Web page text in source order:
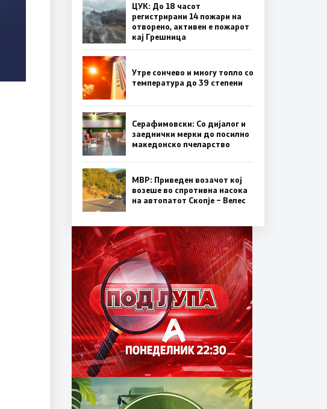
ЦУК: До 18 часот
регистрирани 14 пожари на
отворено, активен е пожарот
кај Грешница
Утре сончево и многу топло со
температура до 39 степени
Серафимовски: Со дијалог и
заеднички мерки до посилно
македонско пчеларство
МВР: Приведен возачот кој
возеше во спротивна насока
на автопатот Скопје – Велес